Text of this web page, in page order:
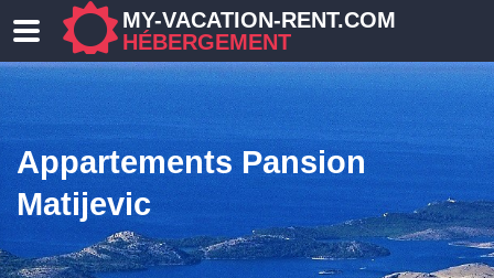
MY-VACATION-RENT.COM
HÉBERGEMENT
Appartements Pansion
Matijevic